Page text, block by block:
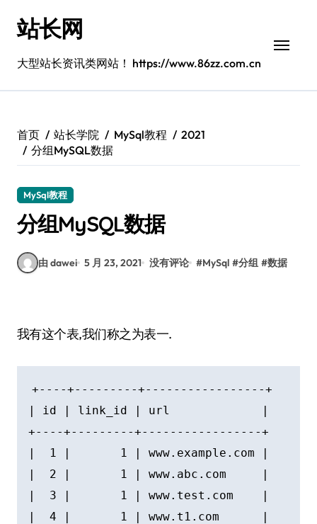
站长网
大型站长资讯类网站！ https://www.86zz.com.cn
首页 站长学院 MySql教程
2021
分组MySQL数据
MySql教程
分组MySQL数据
由 dawei 5 月 23, 2021 没有评论 #MySql #分组 #数据
我有这个表,我们称之为表一.
+----+---------+-----------------+
| id | link_id | url             |
+----+---------+-----------------+
|  1 |       1 | www.example.com |
|  2 |       1 | www.abc.com     |
|  3 |       1 | www.test.com    |
|  4 |       1 | www.t1.com      |